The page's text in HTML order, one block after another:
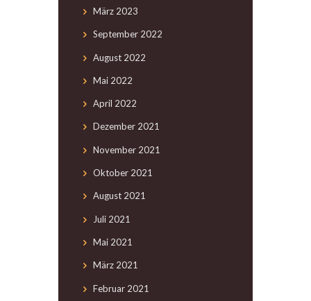
März 2023
September 2022
August 2022
Mai 2022
April 2022
Dezember 2021
November 2021
Oktober 2021
August 2021
Juli 2021
Mai 2021
März 2021
Februar 2021